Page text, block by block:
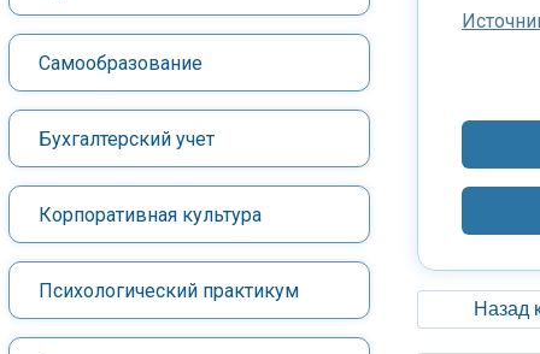
Самообразование
Бухгалтерский учет
Корпоративная культура
Психологический практикум
Назад